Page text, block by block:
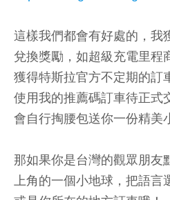
這樣我們都會有好處的，我
兌換獎勵，如超級充電里程
獲得特斯拉官方不定期的訂
使用我的推薦碼訂車待正式
會自行掏腰包送你一份精美
那如果你是台灣的觀眾朋友
上角的一個小地球，把語言